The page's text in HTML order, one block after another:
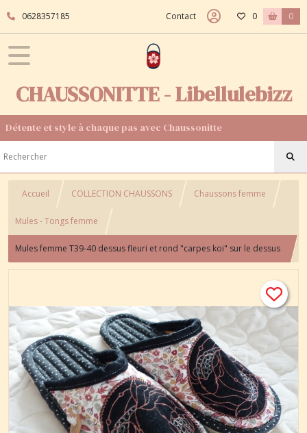
0628357185 Contact 0 0
CHAUSSONITTE - Libellulebizz
Détente et style à chaque pas avec Chaussonitte
Accueil COLLECTION CHAUSSONS Chaussons femme
Mules - Tongs femme
Mules femme T39-40 dessus fleuri et rond "carpes koi" sur le dessus